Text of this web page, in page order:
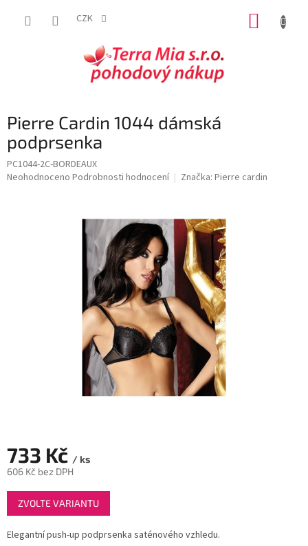
CZK
Pierre Cardin 1044 dámská
podprsenka
PC1044-2C-BORDEAUX
Průměrné
Neohodnoceno Podrobnosti hodnocení Značka: Pierre cardin
733 Kč / ks
606 Kč bez DPH
Měrná
cena:
ZVOLTE VARIANTU
Elegantní push-up podprsenka saténového vzhledu.